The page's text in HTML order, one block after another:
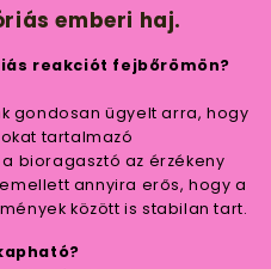
emberi haj.
reakciót fejbőrömön?
gondosan ügyelt arra, hogy
tartalmazó
bioragasztó az érzékeny
annyira erős, hogy a
között is stabilan tart.